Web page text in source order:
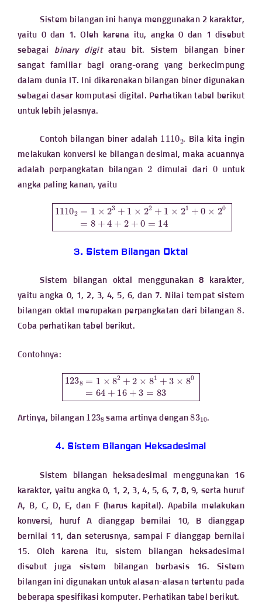
Sistem bilangan ini hanya menggunakan 2 karakter,
yaitu 0 dan 1. Oleh karena itu, angka 0 dan 1 disebut
sebagai binary digitatau bit. Sistem bilangan biner
sangat familiar bagi orang-orang yang berkecimpung
dalam dunia IT. Ini dikarenakan bilangan biner digunakan
sebagai dasar komputasi digital. Perhatikan tabel berikut
untuk lebih jelasnya.
Contoh bilangan biner adalah 1110 2
. Bila kita ingin
melakukan konversi ke bilangan desimal, maka acuannya
adalah perpangkatan bilangan
dimulai dari 0
untuk
angka paling kanan, yaitu
11102=1×23+1×22+1×21+0×20=8+4+2+
=14
3. Sistem Bilangan Oktal
Sistem bilangan oktal menggunakan 8 karakter,
yaitu angka 0, 1, 2, 3, 4, 5, 6, dan 7. Nilai tempat sistem
bilangan oktal merupakan perpangkatan dari bilangan
.
Coba perhatikan tabel berikut.
Contohnya:
8=1×82+2×81+3×80=64+16+3
Artinya, bilangan 123 sama artinya dengan83 .
4. Sistem Bilangan Heksadesimal
Sistem bilangan heksadesimal menggunakan 16
karakter, yaitu angka 0, 1, 2, 3, 4, 5, 6, 7, 8, 9, serta huruf
A, B, C, D, E, dan F (harus kapital). Apabila melakukan
konversi, huruf A dianggap bernilai 10, B dianggap
bernilai 11, dan seterusnya, sampai F dianggap bernilai
15. Oleh karena itu, sistem bilangan heksadesimal
disebut juga sistem bilangan berbasis 16. Sistem
bilangan ini digunakan untuk alasan-alasan tertentu pada
beberapa spesifikasi komputer. Perhatikan tabel berikut.